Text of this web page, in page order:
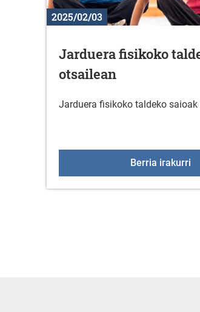
2025/02/03
Jarduera fisikoko
otsailean
Jarduera fisikoko taldeko saioak
Berria irakurri